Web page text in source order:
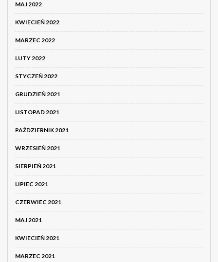
MAJ 2022
KWIECIEŃ 2022
MARZEC 2022
LUTY 2022
STYCZEŃ 2022
GRUDZIEŃ 2021
LISTOPAD 2021
PAŹDZIERNIK 2021
WRZESIEŃ 2021
SIERPIEŃ 2021
LIPIEC 2021
CZERWIEC 2021
MAJ 2021
KWIECIEŃ 2021
MARZEC 2021